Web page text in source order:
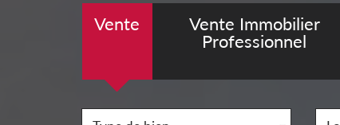
Vente
Vente Immobilier
Professionnel